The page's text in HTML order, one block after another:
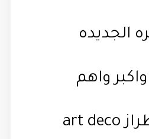
الجديده
واهم
تم تصميم كمبوند سنشرى التجمع الخامس على طراز art deco